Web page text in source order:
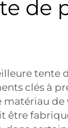
de
clés à
être